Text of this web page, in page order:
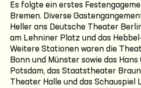
Es folgte ein erstes
Bremen. Diverse
Heller ans Deutsche Theater
am Lehniner Platz und das
Weitere Stationen waren die
Bonn und Münster sowie das
Potsdam, das Staatstheater
Theater Halle und das Schauspiel